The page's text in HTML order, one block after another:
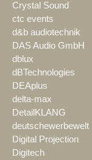
Crystal Sound
ctc events
d&b audiotechnik
DAS Audio GmbH
dblux
dBTechnologies
DEAplus
delta-max
DetailKLANG
deutschewerbewelt
Digital Projection
Digitech